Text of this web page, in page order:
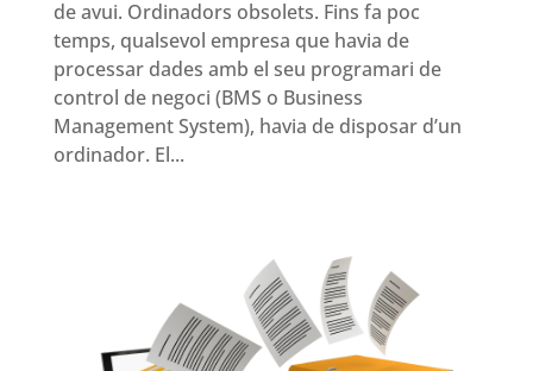
de avui. Ordinadors obsolets. Fins fa poc
temps, qualsevol empresa que havia de
processar dades amb el seu programari de
control de negoci (BMS o Business
Management System), havia de disposar d’un
ordinador. El...